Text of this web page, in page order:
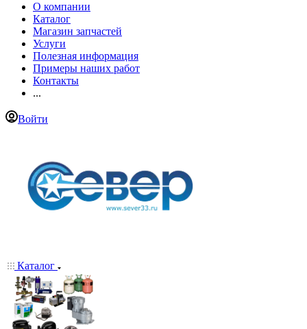
О компании
Каталог
Магазин запчастей
Услуги
Полезная информация
Примеры наших работ
Контакты
...
Войти
Каталог